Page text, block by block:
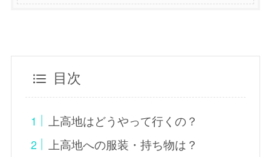
目次
上高地はどうやって行くの？
上高地への服装・持ち物は？